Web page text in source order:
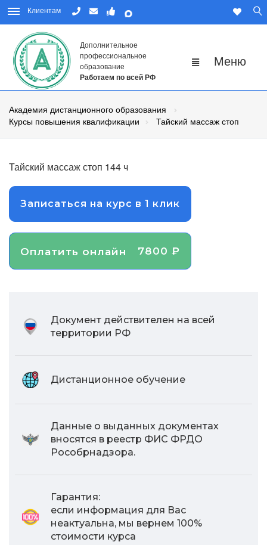
Клиентам
Дополнительное
профессиональное
образование
Работаем по всей РФ
Академия дистанционного образования
Курсы повышения квалификации
Тайский массаж стоп
Тайский массаж стоп 144 ч
Записаться на курс в 1 клик
Оплатить онлайн 7800 ₽
Документ действителен на всей
территории РФ
Дистанционное обучение
Данные о выданных документах
вносятся в реестр ФИС ФРДО
Рособрнадзора.
Гарантия:
если информация для Вас
неактуальна, мы вернем 100%
стоимости курса